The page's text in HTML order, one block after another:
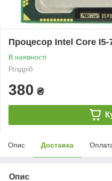
Процесор Intel Core I5-
В наявності
Роздріб
380 ₴
Опис Доставка
Опис